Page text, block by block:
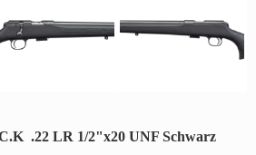
.22 LR 1/2"x20 UNF Schwarz